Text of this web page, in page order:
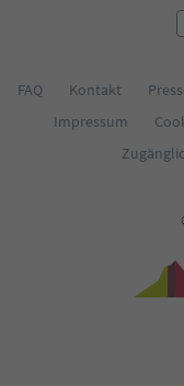
FAQ Kontakt
Impressum